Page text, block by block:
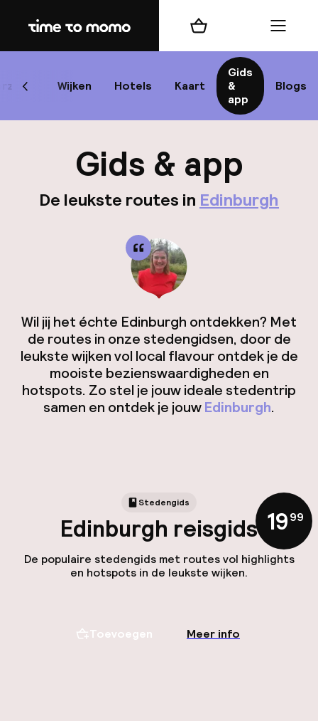
Home
Wijken Hotels Kaart
Gids
&
app
Blogs
Scroll naar links
Winkelmand Menu
Gids & app
De leukste routes in Edinburgh
Wil jij het échte Edinburgh ontdekken? Met
de routes in onze stedengidsen, door de
leukste wijken vol local flavour ontdek je de
mooiste bezienswaardigheden en
hotspots. Zo stel je jouw ideale stedentrip
samen en ontdek je jouwEdinburgh.
Stedengids
Edinburgh reisgids
De populaire stedengids met routes vol highlights
en hotspots in de leukste wijken.
19,99
Toevoegen Meer info